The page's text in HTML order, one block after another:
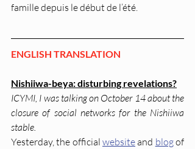
famille depuis le début de l’été.
ENGLISH TRANSLATION
Nishiiwa-beya: disturbing revelations?
ICYMI, I was talking on October 14 about the
closure of social networks for the Nishiiwa
stable.
Yesterday, the official website and blog of